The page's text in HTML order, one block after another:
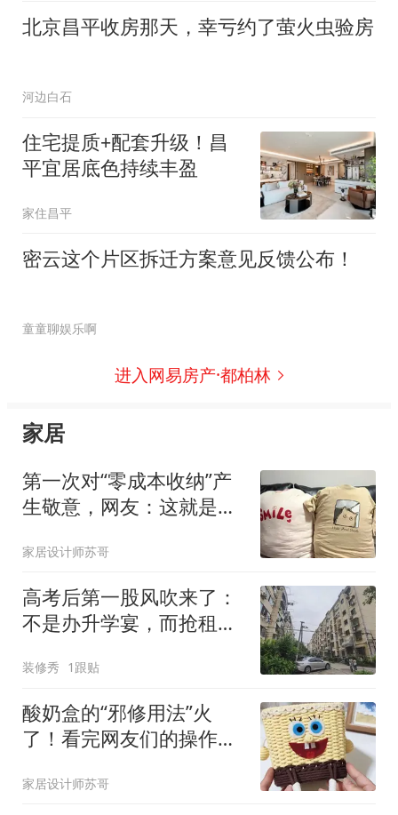
北京昌平收房那天，幸亏约了萤火虫验房
河边白石
住宅提质+配套升级！昌
平宜居底色持续丰盈
家住昌平
密云这个片区拆迁方案意见反馈公布！
童童聊娱乐啊
进入网易房产·都柏林
家居
第一次对“零成本收纳”产
生敬意，网友：这就是过
家居设计师苏哥
高考后第一股风吹来了：
不是办升学宴，而抢租校
装修秀 1跟贴
酸奶盒的“邪修用法”火
了！看完网友们的操作，
家居设计师苏哥